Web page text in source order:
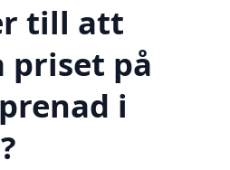
till att
priset på
i